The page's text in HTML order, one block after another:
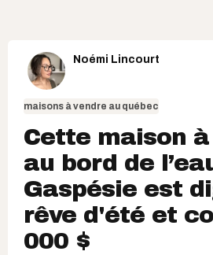
Noémi Lincourt
maisons à vendre au québec
Cette maison
au bord de
Gaspésie est
rêve d'été et
000 $